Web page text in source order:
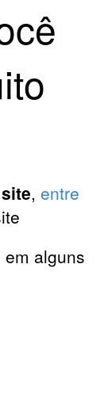
, entre
em alguns